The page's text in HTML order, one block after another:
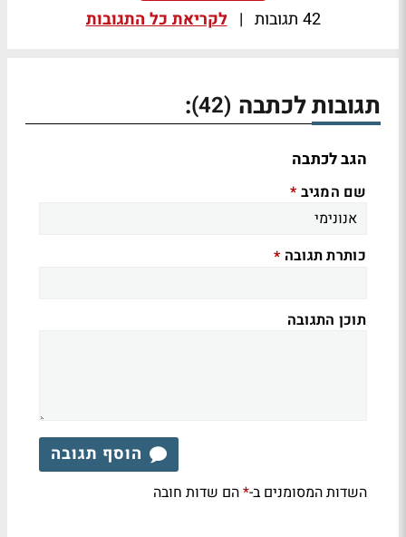
42 תגובות | לקריאת כל התגובות
תגובות לכתבה (42)
:
הגב לכתבה
שם המגיב *
כותרת תגובה *
תוכן התגובה
הוסף תגובה
השדות המסומנים ב-*הם שדות חובה